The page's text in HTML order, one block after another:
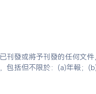
刊發或將予刊發的任何文
包括但不限於：(a)年報；